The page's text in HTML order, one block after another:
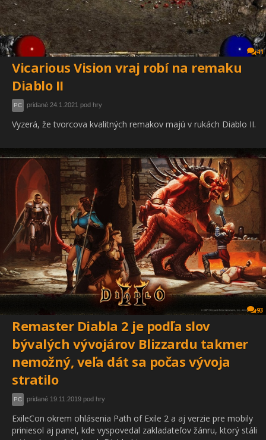
41
Vicarious Vision vraj robí na remaku
Diablo II
PC pridané 24.1.2021 pod hry
Vyzerá, že tvorcova kvalitných remakov majú v rukách Diablo II.
93
Remaster Diabla 2 je podľa slov
bývalých vývojárov Blizzardu takmer
nemožný, veľa dát sa počas vývoja
stratilo
PC pridané 19.11.2019 pod hry
ExileCon okrem ohlásenia Path of Exile 2 a aj verzie pre mobily
priniesol aj panel, kde vyspovedal zakladateľov žánru, ktorý stáli